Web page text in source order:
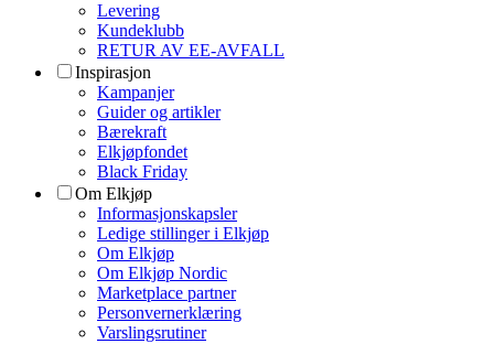
Levering
Kundeklubb
RETUR AV EE-AVFALL
Inspirasjon
Kampanjer
Guider og artikler
Bærekraft
Elkjøpfondet
Black Friday
Om Elkjøp
Informasjonskapsler
Ledige stillinger i Elkjøp
Om Elkjøp
Om Elkjøp Nordic
Marketplace partner
Personvernerklæring
Varslingsrutiner